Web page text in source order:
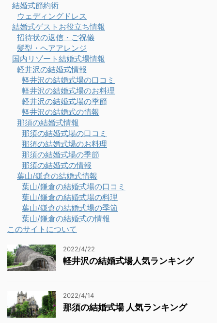
結婚式節約術
ウェディングドレス
結婚式ゲストお役立ち情報
招待状の返信・ご祝儀
髪型・ヘアアレンジ
国内リゾート結婚式場情報
軽井沢の結婚式情報
軽井沢の結婚式場の口コミ
軽井沢の結婚式場のお料理
軽井沢の結婚式場の季節
軽井沢の結婚式の情報
那須の結婚式情報
那須の結婚式場の口コミ
那須の結婚式場のお料理
那須の結婚式場の季節
那須の結婚式の情報
葉山/鎌倉の結婚式情報
葉山/鎌倉の結婚式場の口コミ
葉山/鎌倉の結婚式場の料理
葉山/鎌倉の結婚式場の季節
葉山/鎌倉の結婚式の情報
このサイトについて
2022/4/22
軽井沢の結婚式場人気ランキング
2022/4/14
那須の結婚式場 人気ランキング